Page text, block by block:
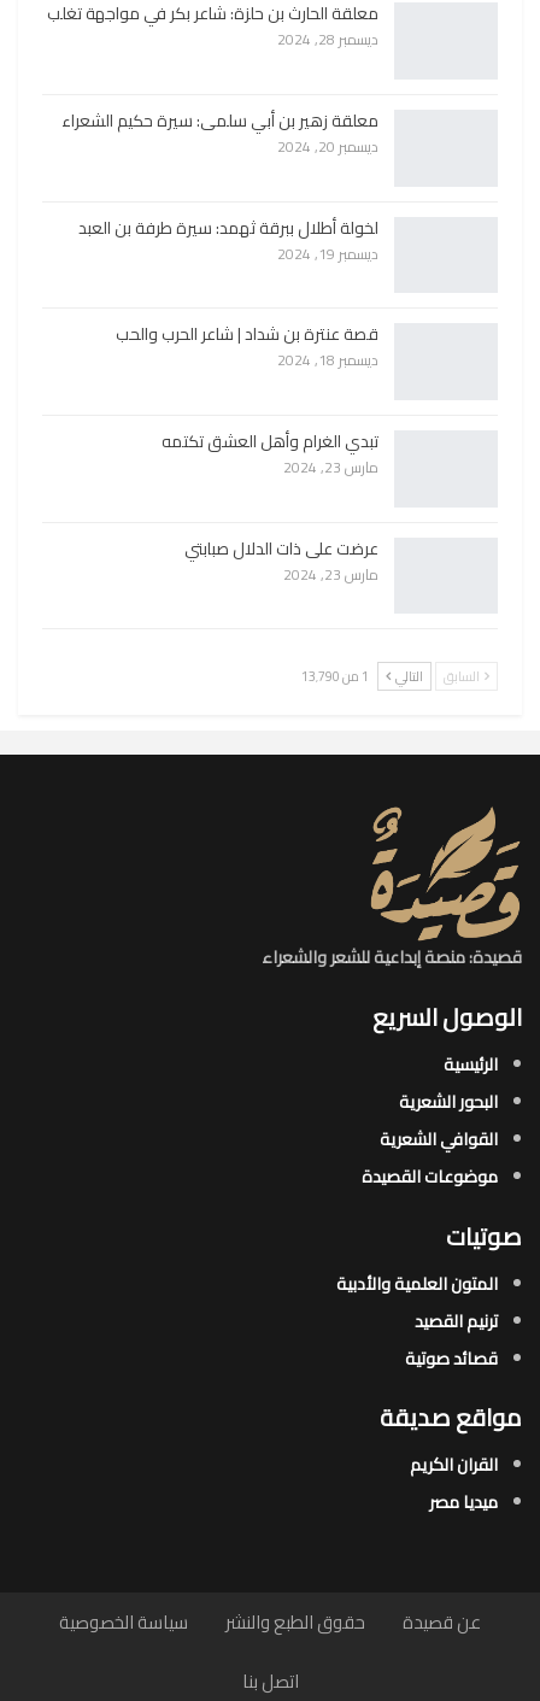
معلقة الحارث بن حلزة: شاعر بكر في مواجهة تغلب
ديسمبر 28, 2024
معلقة زهير بن أبي سلمى: سيرة حكيم الشعراء
ديسمبر 20, 2024
لخولة أطلال ببرقة ثهمد: سيرة طرفة بن العبد
ديسمبر 19, 2024
قصة عنترة بن شداد | شاعر الحرب والحب
ديسمبر 18, 2024
تبدي الغرام وأهل العشق تكتمه
مارس 23, 2024
عرضت على ذات الدلال صبابتي
مارس 23, 2024
السابق التالي 1 من 13٬790
قصيدة: منصة إبداعية للشعر والشعراء
الوصول السريع
الرئيسية
البحور الشعرية​
القوافي الشعرية​
موضوعات القصيدة​
صوتيات
المتون العلمية والأدبية
ترنيم القصيد
قصائد صوتية
مواقع صديقة
القران الكريم
ميديا مصر
عن قصيدة حقوق الطبع والنشر
سياسة الخصوصية
اتصل بنا